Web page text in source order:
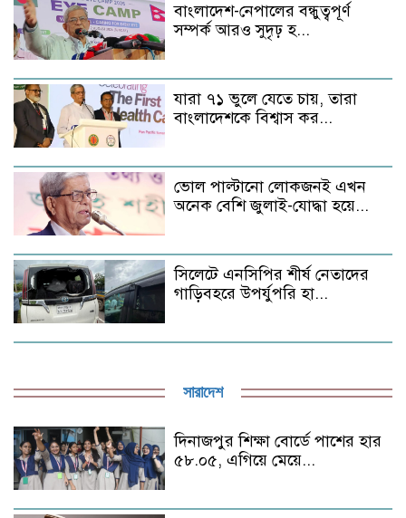
বাংলাদেশ-নেপালের বন্ধুত্বপূর্ণ
সম্পর্ক আরও সুদৃঢ় হ...
যারা ৭১ ভুলে যেতে চায়, তারা
বাংলাদেশকে বিশ্বাস কর...
ভোল পাল্টানো লোকজনই এখন
অনেক বেশি জুলাই-যোদ্ধা হয়ে...
সিলেটে এনসিপির শীর্ষ নেতাদের
গাড়িবহরে উপর্যুপরি হা...
সারাদেশ
দিনাজপুর শিক্ষা বোর্ডে পাশের হার
৫৮.০৫, এগিয়ে মেয়ে...